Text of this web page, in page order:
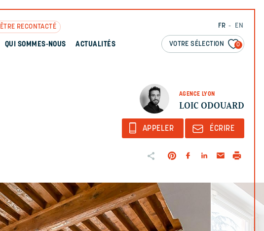
FR EN
VOTRE SÉLECTION 0
ÊTRE RECONTACTÉ
QUI SOMMES-NOUS ACTUALITÉS
AGENCE LYON
LOIC ODOUARD
APPELER ÉCRIRE